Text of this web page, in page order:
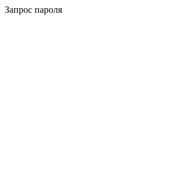
Запрос пароля